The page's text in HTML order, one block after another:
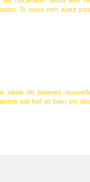
Si vous nen avez
série de bonnes
est bel et bien en